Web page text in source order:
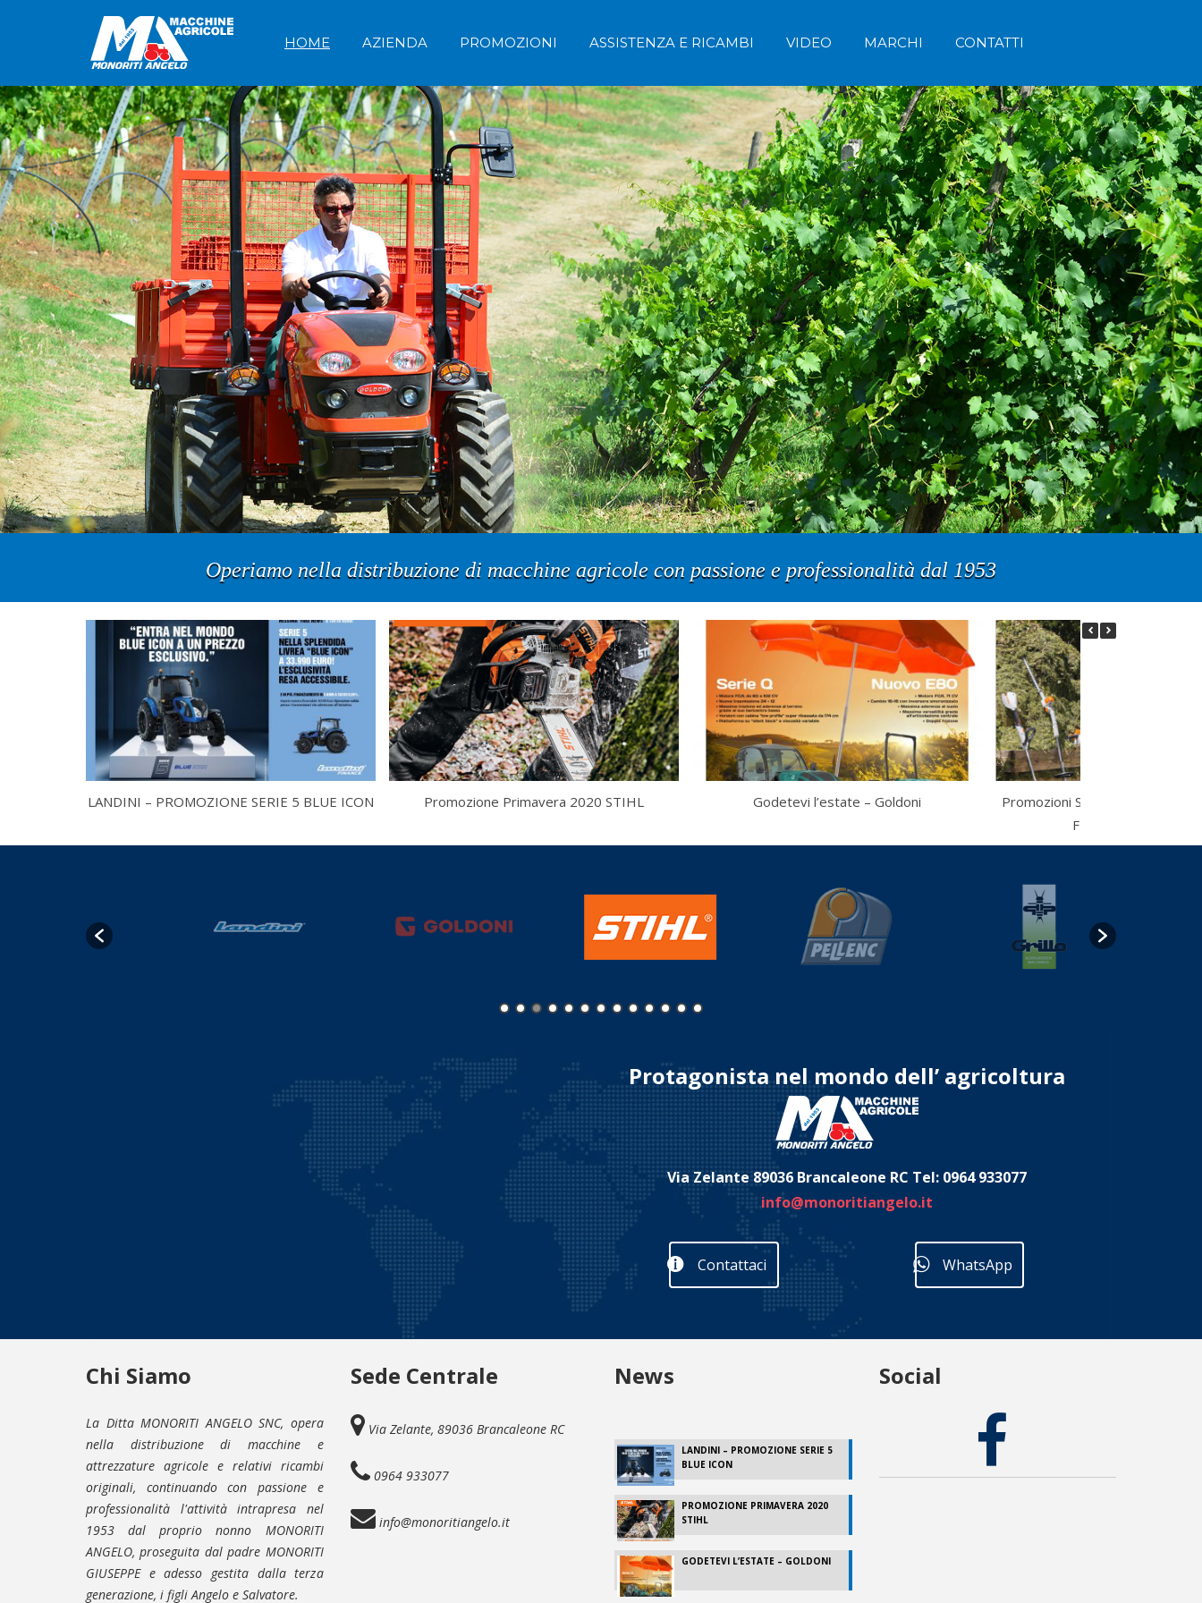
Monoriti
Angelo
Agricole
dal
1953
HOME AZIENDA PROMOZIONI ASSISTENZA E RICAMBI VIDEO MARCHI CONTATTI
Operiamo nella distribuzione di macchine agricole con passione e professionalità dal 1953
LANDINI – PROMOZIONE SERIE 5 BLUE ICON Promozione Primavera 2020 STIHL Godetevi l’estate – Goldoni
Promozioni STIHL Primavera
FIANCO IN
Protagonista nel mondo dell’ agricoltura
Via Zelante 89036 Brancaleone RC Tel: 0964 933077
info@monoritiangelo.it
Contattaci WhatsApp
Chi Siamo
La Ditta MONORITI ANGELO SNC, opera
nella distribuzione di macchine e
attrezzature agricole e relativi ricambi
originali, continuando con passione e
professionalità l'attività intrapresa nel
1953 dal proprio nonno MONORITI
ANGELO, proseguita dal padre MONORITI
GIUSEPPE e adesso gestita dalla terza
generazione, i figli Angelo e Salvatore.
Sede Centrale
Via Zelante, 89036 Brancaleone RC
0964 933077
info@monoritiangelo.it
News
LANDINI – PROMOZIONE SERIE 5
BLUE ICON
PROMOZIONE PRIMAVERA 2020
STIHL
GODETEVI L’ESTATE – GOLDONI
Social